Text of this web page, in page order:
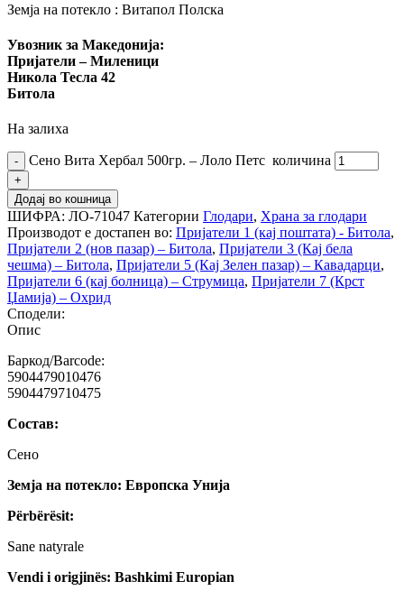
Земја на потекло : Витапол Полска
Увозник за Македонија:
Пријатели – Миленици
Никола Тесла 42
Битола
На залиха
Сено Вита Хербал 500гр. – Лоло Петс количина
Додај во кошница
ШИФРА: ЛО-71047 Категории Глодари, Храна за глодари
Производот е достапен во: Пријатели 1 (кај поштата) - Битола,
Пријатели 2 (нов пазар) – Битола, Пријатели 3 (Кај бела
чешма) – Битола, Пријатели 5 (Кај Зелен пазар) – Кавадарци,
Пријатели 6 (кај болница) – Струмица, Пријатели 7 (Крст
Џамија) – Охрид
Сподели:
Опис
Баркод/Barcode:
5904479010476
5904479710475
Состав:
Сено
Земја на потекло: Европска Унија
Përbërësit:
Sane natyrale
Vendi i origjinës: Bashkimi Europian